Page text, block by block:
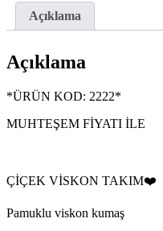
Açıklama
Açıklama
*ÜRÜN KOD: 2222*
MUHTEŞEM FİYATI İLE
ÇİÇEK VİSKON TAKIM❤️
Pamuklu viskon kumaş